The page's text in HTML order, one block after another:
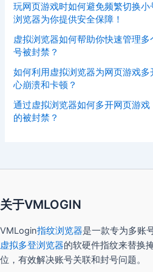
玩网页游戏时如何避免频繁切换
浏览器为你提供安全保障！
虚拟浏览器如何帮助你快速管理
号被封禁？
如何利用虚拟浏览器为网页游戏
心崩溃和卡顿？
通过虚拟浏览器如何多开网页游
的被封禁？
关于VMLOGIN
VMLogin指纹浏览器是一款专为多账
虚拟多登浏览器的软硬件指纹来替换
位，有效解决账号关联和封号问题。